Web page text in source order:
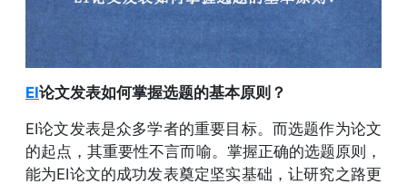
EI论文发表如何掌握选题的基本原则？
EI论文发表是众多学者的重要目标。而选题作为论文
的起点，其重要性不言而喻。掌握正确的选题原则，
能为EI论文的成功发表奠定坚实基础，让研究之路更